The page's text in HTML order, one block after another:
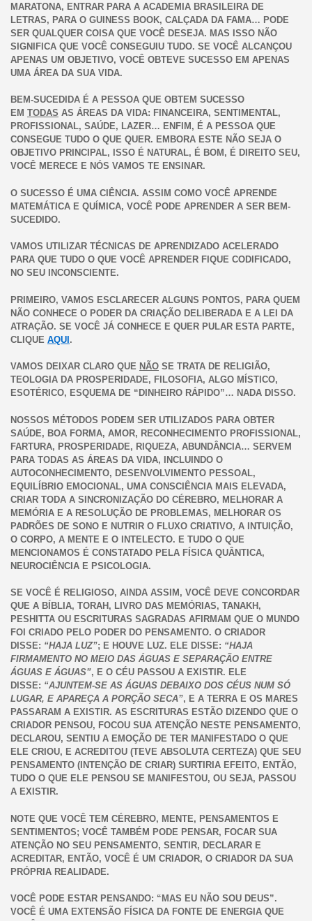
MARATONA, ENTRAR PARA A ACADEMIA BRASILEIRA DE
LETRAS, PARA O GUINESS BOOK, CALÇADA DA FAMA… PODE
SER QUALQUER COISA QUE VOCÊ DESEJA. MAS ISSO NÃO
SIGNIFICA QUE VOCÊ CONSEGUIU TUDO. SE VOCÊ ALCANÇOU
APENAS UM OBJETIVO, VOCÊ OBTEVE SUCESSO EM APENAS
UMA ÁREA DA SUA VIDA.
BEM-SUCEDIDA É A PESSOA QUE OBTEM SUCESSO
EM TODAS AS ÁREAS DA VIDA: FINANCEIRA, SENTIMENTAL,
PROFISSIONAL, SAÚDE, LAZER… ENFIM, É A PESSOA QUE
CONSEGUE TUDO O QUE QUER. EMBORA ESTE NÃO SEJA O
OBJETIVO PRINCIPAL, ISSO É NATURAL, É BOM, É DIREITO SEU,
VOCÊ MERECE E NÓS VAMOS TE ENSINAR.
O SUCESSO É UMA CIÊNCIA. ASSIM COMO VOCÊ APRENDE
MATEMÁTICA E QUÍMICA, VOCÊ PODE APRENDER A SER BEM-
SUCEDIDO.
VAMOS UTILIZAR TÉCNICAS DE APRENDIZADO ACELERADO
PARA QUE TUDO O QUE VOCÊ APRENDER FIQUE CODIFICADO,
NO SEU INCONSCIENTE.
PRIMEIRO, VAMOS ESCLARECER ALGUNS PONTOS, PARA QUEM
NÃO CONHECE O PODER DA CRIAÇÃO DELIBERADA E A LEI DA
ATRAÇÃO. SE VOCÊ JÁ CONHECE E QUER PULAR ESTA PARTE,
CLIQUE AQUI .
VAMOS DEIXAR CLARO QUE NÃOSE TRATA DE RELIGIÃO,
TEOLOGIA DA PROSPERIDADE, FILOSOFIA, ALGO MÍSTICO,
ESOTÉRICO, ESQUEMA DE “DINHEIRO RÁPIDO”… NADA DISSO.
NOSSOS MÉTODOS PODEM SER UTILIZADOS PARA OBTER
SAÚDE, BOA FORMA, AMOR, RECONHECIMENTO PROFISSIONAL,
FARTURA, PROSPERIDADE, RIQUEZA, ABUNDÂNCIA… SERVEM
PARA TODAS AS ÁREAS DA VIDA, INCLUINDO O
AUTOCONHECIMENTO, DESENVOLVIMENTO PESSOAL,
EQUILÍBRIO EMOCIONAL, UMA CONSCIÊNCIA MAIS ELEVADA,
CRIAR TODA A SINCRONIZAÇÃO DO CÉREBRO, MELHORAR A
MEMÓRIA E A RESOLUÇÃO DE PROBLEMAS, MELHORAR OS
PADRÕES DE SONO E NUTRIR O FLUXO CRIATIVO, A INTUIÇÃO,
O CORPO, A MENTE E O INTELECTO. E TUDO O QUE
MENCIONAMOS É CONSTATADO PELA FÍSICA QUÂNTICA,
NEUROCIÊNCIA E PSICOLOGIA.
SE VOCÊ É RELIGIOSO, AINDA ASSIM, VOCÊ DEVE CONCORDAR
QUE A BÍBLIA, TORAH, LIVRO DAS MEMÓRIAS, TANAKH,
PESHITTA OU ESCRITURAS SAGRADAS AFIRMAM QUE O MUNDO
FOI CRIADO PELO PODER DO PENSAMENTO. O CRIADOR
DISSE: “HAJA LUZ”; E HOUVE LUZ. ELE DISSE: “HAJA
FIRMAMENTO NO MEIO DAS ÁGUAS E SEPARAÇÃO ENTRE
ÁGUAS E ÁGUAS”, E O CÉU PASSOU A EXISTIR. ELE
DISSE: “AJUNTEM-SE AS ÁGUAS DEBAIXO DOS CÉUS NUM SÓ
LUGAR, E APAREÇA A PORÇÃO SECA”, E A TERRA E OS MARES
PASSARAM A EXISTIR. AS ESCRITURAS ESTÃO DIZENDO QUE O
CRIADOR PENSOU, FOCOU SUA ATENÇÃO NESTE PENSAMENTO,
DECLAROU, SENTIU A EMOÇÃO DE TER MANIFESTADO O QUE
ELE CRIOU, E ACREDITOU (TEVE ABSOLUTA CERTEZA) QUE SEU
PENSAMENTO (INTENÇÃO DE CRIAR) SURTIRIA EFEITO, ENTÃO,
TUDO O QUE ELE PENSOU SE MANIFESTOU, OU SEJA, PASSOU
A EXISTIR.
NOTE QUE VOCÊ TEM CÉREBRO, MENTE, PENSAMENTOS E
SENTIMENTOS; VOCÊ TAMBÉM PODE PENSAR, FOCAR SUA
ATENÇÃO NO SEU PENSAMENTO, SENTIR, DECLARAR E
ACREDITAR, ENTÃO, VOCÊ É UM CRIADOR, O CRIADOR DA SUA
PRÓPRIA REALIDADE.
VOCÊ PODE ESTAR PENSANDO: “MAS EU NÃO SOU DEUS”.
VOCÊ É UMA EXTENSÃO FÍSICA DA FONTE DE ENERGIA QUE